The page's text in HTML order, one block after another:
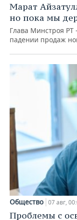
Марат
но пока мы
Глава Минстроя РТ
падении продаж
Общество 07 авг,
Проблемы с